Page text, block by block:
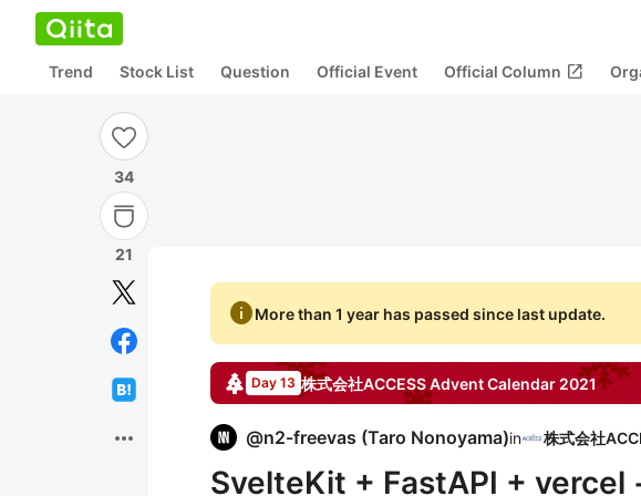
Trend Stock List Question Official Event Official Column open_in_new
34
21
more_horiz
infoMore than 1 year has passed since last update.
Day 13 株式会社ACCESSAdvent Calendar 2021
@n2-freevas (Taro Nonoyama)in
SvelteKit + FastAPI + vercel